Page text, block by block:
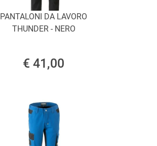
PANTALONI DA LAVORO
THUNDER - NERO
€ 41,00